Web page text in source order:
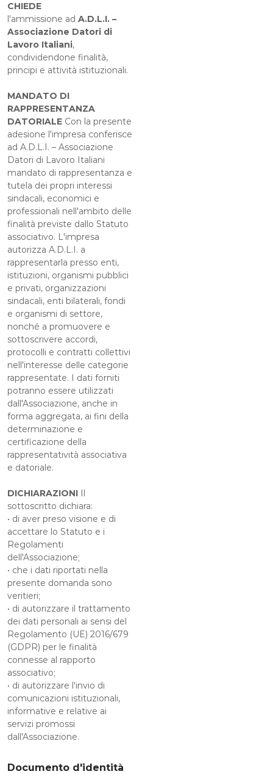
CHIEDE
l'ammissione ad A.D.L.I. –
Associazione Datori di
Lavoro Italiani,
condividendone finalità,
principi e attività istituzionali.
MANDATO DI
RAPPRESENTANZA
DATORIALE Con la presente
adesione l'impresa conferisce
ad A.D.L.I. – Associazione
Datori di Lavoro Italiani
mandato di rappresentanza e
tutela dei propri interessi
sindacali, economici e
professionali nell'ambito delle
finalità previste dallo Statuto
associativo. L'impresa
autorizza A.D.L.I. a
rappresentarla presso enti,
istituzioni, organismi pubblici
e privati, organizzazioni
sindacali, enti bilaterali, fondi
e organismi di settore,
nonché a promuovere e
sottoscrivere accordi,
protocolli e contratti collettivi
nell'interesse delle categorie
rappresentate. I dati forniti
potranno essere utilizzati
dall'Associazione, anche in
forma aggregata, ai fini della
determinazione e
certificazione della
rappresentatività associativa
e datoriale.
DICHIARAZIONI Il
sottoscritto dichiara:
• di aver preso visione e di
accettare lo Statuto e i
Regolamenti
dell'Associazione;
• che i dati riportati nella
presente domanda sono
veritieri;
• di autorizzare il trattamento
dei dati personali ai sensi del
Regolamento (UE) 2016/679
(GDPR) per le finalità
connesse al rapporto
associativo;
• di autorizzare l'invio di
comunicazioni istituzionali,
informative e relative ai
servizi promossi
dall'Associazione.
Documento d'identità